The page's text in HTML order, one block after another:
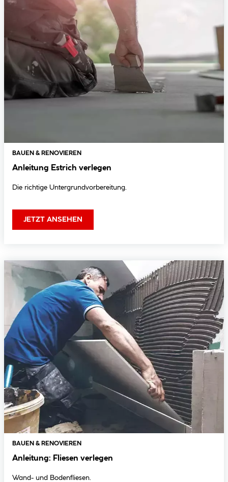
BAUEN & RENOVIEREN
Anleitung Estrich verlegen
Die richtige Untergrundvorbereitung.
JETZT ANSEHEN
BAUEN & RENOVIEREN
Anleitung: Fliesen verlegen
Wand- und Bodenfliesen.